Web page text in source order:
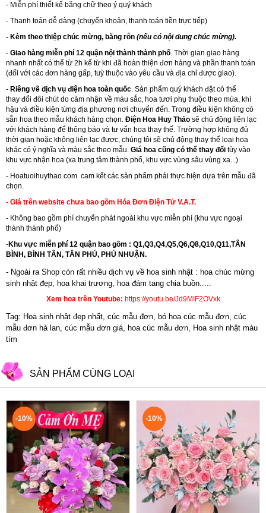
- Miễn phí thiết kế băng chữ theo ý quý khách
- Thanh toán dễ dàng (chuyển khoản, thanh toán tiền trực tiếp)
- Kèm theo thiệp chúc mừng, băng rôn (nếu có nội dung chúc mừng).
- Giao hàng miễn phí 12 quận nội thành thành phố. Thời gian giao hàng
nhanh nhất có thể từ 2h kể từ khi đã hoàn thiện đơn hàng và phần thanh toán
(đối với các đơn hàng gấp, tuỳ thuộc vào yêu cầu và địa chỉ được giao).
- Riêng về dịch vụ điện hoa toàn quốc. Sản phẩm quý khách đặt có thể
thay đổi đôi chút do cảm nhận về màu sắc, hoa tươi phụ thuộc theo mùa, khí
hậu và điều kiện từng địa phương nơi chuyển đến. Trong điều kiện không có
sẵn hoa theo mẫu khách hàng chọn. Điện Hoa Huy Thảo sẽ chủ động liên lạc
với khách hàng để thông báo và tư vấn hoa thay thế. Trường hợp không đủ
thời gian hoặc không liên lạc được, chúng tôi sẽ chủ động thay thế loại hoa
khác có ý nghĩa và màu sắc theo mẫu. Giá hoa cũng có thể thay đổi tùy vào
khu vực nhận hoa (xa trung tâm thành phố, khu vực vùng sâu vùng xa...)
- Hoatuoihuythao.com cam kết các sản phẩm phải thực hiện dựa trên mẫu đã
chọn.
- Giá trên website chưa bao gồm Hóa Đơn Điện Tử V.A.T.
- Không bao gồm phí chuyển phát ngoài khu vực miễn phí (khu vực ngoại
thành thành phố)
-Khu vực miễn phí 12 quận bao gồm : Q1,Q3,Q4,Q5,Q6,Q8,Q10,Q11,TÂN
BÌNH, BÌNH TÂN, TÂN PHÚ, PHÚ NHUẬN.
- Ngoài ra Shop còn rất nhiều dịch vụ về hoa sinh nhật : hoa chúc mừng
sinh nhật đẹp, hoa khai trương, hoa đám tang chia buồn.....
Xem hoa trên Youtube: https://youtu.be/Jd9MIF2OVxk
Tag: Hoa sinh nhật đẹp nhất, cúc mẫu đơn, bó hoa cúc mẫu đơn, cúc
mẫu đơn hà lan, cúc mẫu đơn giá, hoa cúc mẫu đơn, Hoa sinh nhật màu
tím
SẢN PHẨM CÙNG LOẠI
-10% -10%